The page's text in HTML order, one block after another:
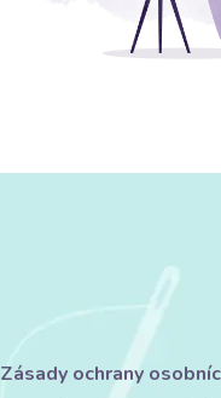
Zásady ochrany